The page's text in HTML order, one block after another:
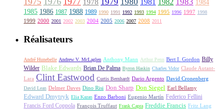
1975 1978 1979 1980 1981 1982 1983 1984
1985 1986 1987 1988 1989 1990 1991 1992 1993 1994 1995 1996 1997 1998
1999 2000 2001 2002 2003 2004 2005 2006 2007 2008 2011
Réalisateurs
André Hunebelle Andrew V. McLaglen Anthony Mann Arthur Penn Bert I. Gordon Billy
Wilder Blake Edwards Brian De Palma Byron Haskin Charles Vidor Claude Autant-
Lara Clint Eastwood Curtis Bernhardt Dario Argento David Cronenberg
David Lean Delmer Daves Dino Risi Don Sharp Don Siegel Earl Bellamy
Edward Dmytryk Elia Kazan Enzo Barboni Eugenio Martín Federico Fellini
Francis Ford Coppola François Truffaut Frank Capra Freddie Francis Fritz Lang